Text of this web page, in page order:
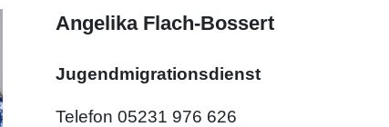
Angelika Flach-Bossert
Jugendmigrationsdienst
Telefon 05231 976 626